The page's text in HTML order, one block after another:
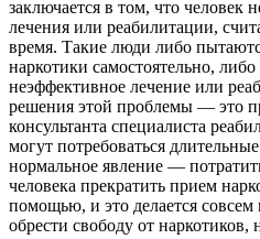
заключается в том, что человек
лечения или реабилитации,
время. Такие люди либо
наркотики самостоятельно,
неэффективное лечение или
решения этой проблемы — это
консультанта специалиста
могут потребоваться
нормальное явление —
человека прекратить прием
помощью, и это делается совсем
обрести свободу от наркотиков,